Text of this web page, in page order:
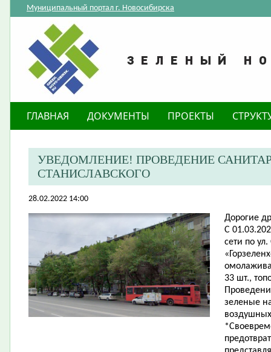
Муниципальный портал г. Новосибирска
ГЛАВНАЯ ДОКУМЕНТЫ ПРОЕКТЫ
​УВЕДОМЛЕНИЕ! ПРОВЕДЕНИЕ
СТАНИСЛАВСКОГО
28.02.2022 14:00
Дорогие
С
сети по
33 шт.,
зеленые